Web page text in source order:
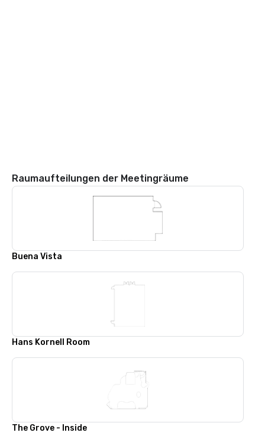
Raumaufteilungen der Meetingräume
Buena Vista
Hans Kornell Room
The Grove - Inside